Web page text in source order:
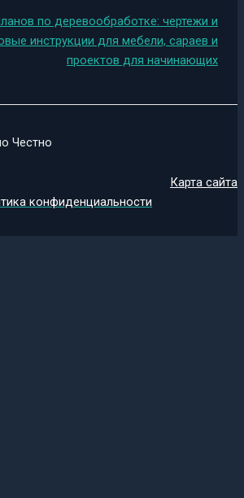
по деревообработке: чертежи и
инструкции для мебели, сараев и
проектов для начинающих
Честно
Карта сайта
конфиденциальности